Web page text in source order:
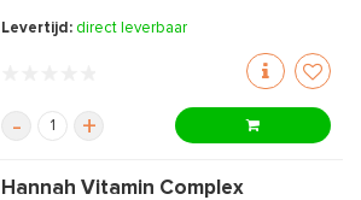
Levertijd: direct leverbaar
- +
Hannah Vitamin Complex